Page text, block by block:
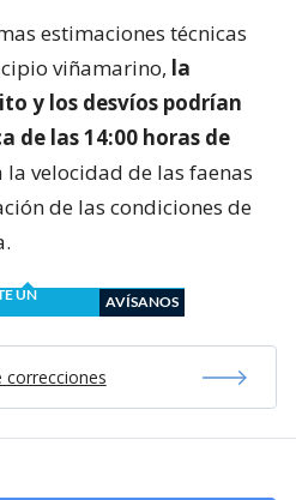
estimaciones técnicas
viñamarino, la
y los desvíos podrían
de las 14:00 horas de
la velocidad de las faenas
de las condiciones de
UN
AVÍSANOS
correcciones